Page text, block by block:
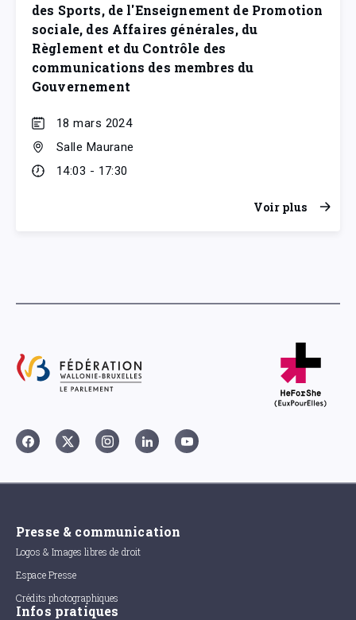
des Sports, de l'Enseignement de Promotion
sociale, des Affaires générales, du
Règlement et du Contrôle des
communications des membres du
Gouvernement
18 mars 2024
Salle Maurane
14:03 - 17:30
Voir plus
Presse & communication
Logos & Images libres de droit
Espace Presse
Crédits photographiques
Infos pratiques